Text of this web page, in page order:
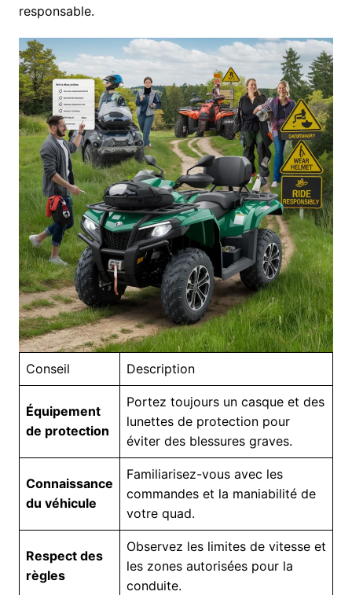
responsable.
Conseil Description
Équipement
de protection
Portez toujours un casque et des
lunettes de protection pour
éviter des blessures graves.
Connaissance
du véhicule
Familiarisez-vous avec les
commandes et la maniabilité de
votre quad.
Respect des
règles
Observez les limites de vitesse et
les zones autorisées pour la
conduite.